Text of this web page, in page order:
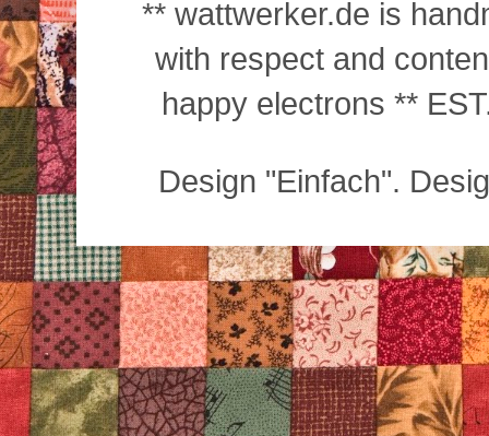
** wattwerker.de is
with respect and
happy electrons **
Design "Einfach".